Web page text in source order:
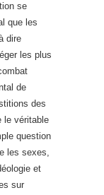
se
que les
dire
les plus
de
des
le véritable
question
les sexes,
et
sur